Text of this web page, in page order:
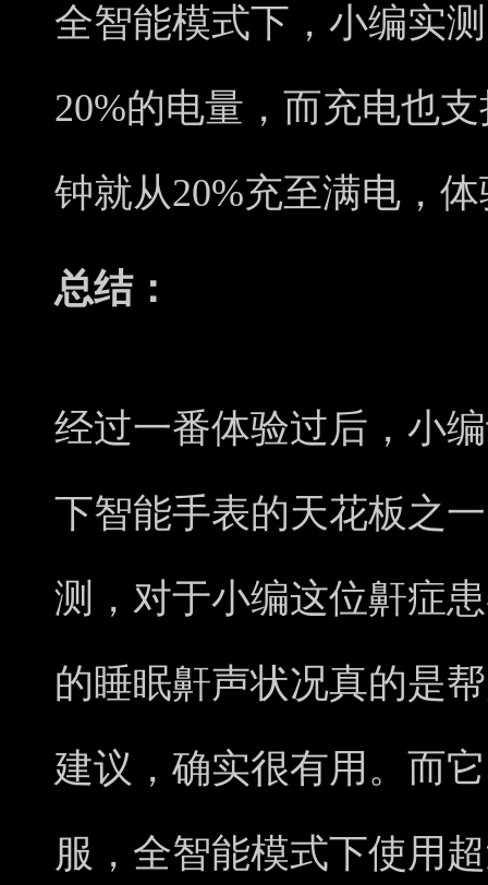
全智能模式下，小编实
20%的电量，而充电也
钟就从20%充至满电，
总结：
经过一番体验过后，小
下智能手表的天花板之
测，对于小编这位鼾症
的睡眠鼾声状况真的是
建议，确实很有用。而
服，全智能模式下使用